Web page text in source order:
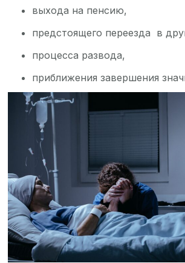
выхода на пенсию,
предстоящего переезда в
процесса развода,
приближения завершения